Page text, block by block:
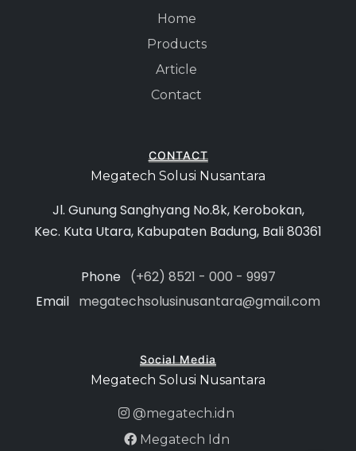
Home
Products
Article
Contact
CONTACT
Megatech Solusi Nusantara
Jl. Gunung Sanghyang No.8k, Kerobokan,
Kec. Kuta Utara, Kabupaten Badung, Bali 80361
Phone (+62) 8521 - 000 - 9997
Email megatechsolusinusantara@gmail.com
Social Media
Megatech Solusi Nusantara
@megatech.idn
Megatech Idn